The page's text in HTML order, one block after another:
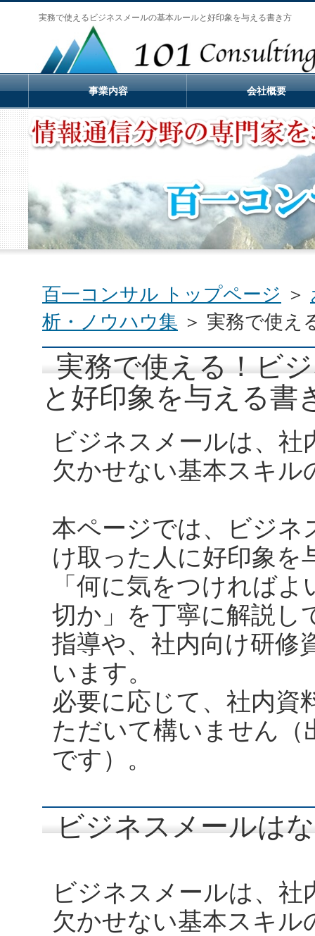
実務で使えるビジネスメールの基本ルールと好印象を与える書き方
百一コンサル トップページ ＞
析・ノウハウ集 ＞ 実務で使え
実務で使える！ビ
と好印象を与える書
ビジネスメールは、
欠かせない基本スキル
本ページでは、ビジネ
け取った人に好印象を
「何に気をつければ
切か」を丁寧に解説し
指導や、社内向け研修
います。
必要に応じて、社内資
ただいて構いません（
です）。
ビジネスメールは
ビジネスメールは、
欠かせない基本スキル
事業内容 会社概要